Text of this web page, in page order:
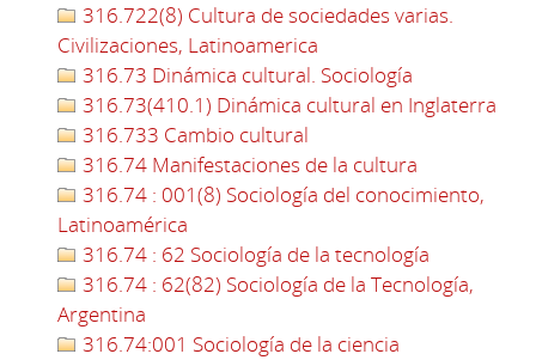
316.722(8) Cultura de sociedades varias.
Civilizaciones, Latinoamerica
316.73 Dinámica cultural. Sociología
316.73(410.1) Dinámica cultural en Inglaterra
316.733 Cambio cultural
316.74 Manifestaciones de la cultura
316.74 : 001(8) Sociología del conocimiento,
Latinoamérica
316.74 : 62 Sociología de la tecnología
316.74 : 62(82) Sociología de la Tecnología,
Argentina
316.74:001 Sociología de la ciencia